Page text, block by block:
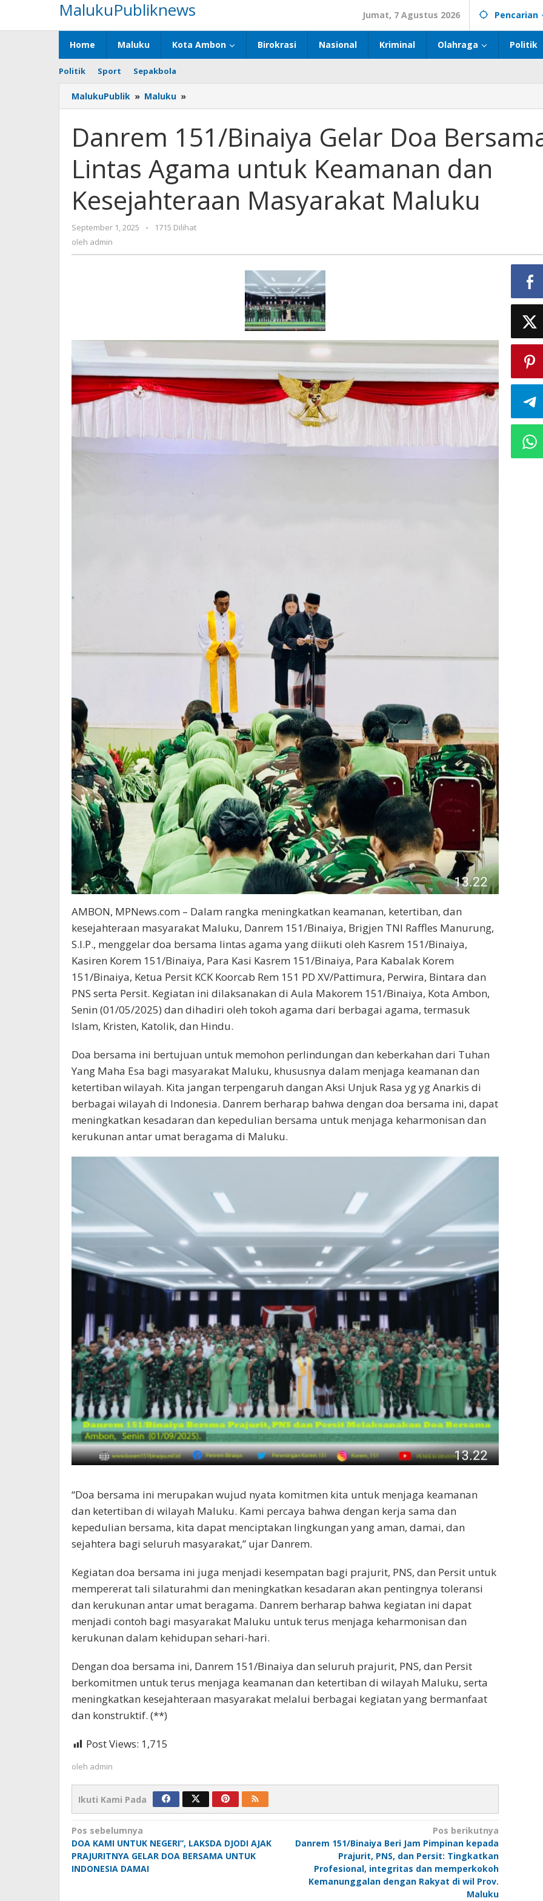
konten
MalukuPubliknews Jumat, 7 Agustus 2026 Pencarian
Home Maluku Kota Ambon Birokrasi Nasional Kriminal Olahraga Politik
Politik Sport Sepakbola
MalukuPublik » Maluku »
151/Binaiya
Doa
Bersama
Agama
Keamanan
dan
Kesejahteraan
Danrem 151/Binaiya Gelar Doa
Lintas Agama untuk Keamanan dan
Kesejahteraan Masyarakat Maluku
September 1, 2025
oleh
-
1715 Dilihat
oleh admin
AMBON, MPNews.com – Dalam rangka meningkatkan keamanan, ketertiban, dan
kesejahteraan masyarakat Maluku, Danrem 151/Binaiya, Brigjen TNI Raffles Manurung,
S.I.P., menggelar doa bersama lintas agama yang diikuti oleh Kasrem 151/Binaiya,
Kasiren Korem 151/Binaiya, Para Kasi Kasrem 151/Binaiya, Para Kabalak Korem
151/Binaiya, Ketua Persit KCK Koorcab Rem 151 PD XV/Pattimura, Perwira, Bintara dan
PNS serta Persit. Kegiatan ini dilaksanakan di Aula Makorem 151/Binaiya, Kota Ambon,
Senin (01/05/2025) dan dihadiri oleh tokoh agama dari berbagai agama, termasuk
Islam, Kristen, Katolik, dan Hindu.
Doa bersama ini bertujuan untuk memohon perlindungan dan keberkahan dari Tuhan
Yang Maha Esa bagi masyarakat Maluku, khususnya dalam menjaga keamanan dan
ketertiban wilayah. Kita jangan terpengaruh dangan Aksi Unjuk Rasa yg yg Anarkis di
berbagai wilayah di Indonesia. Danrem berharap bahwa dengan doa bersama ini, dapat
meningkatkan kesadaran dan kepedulian bersama untuk menjaga keharmonisan dan
kerukunan antar umat beragama di Maluku.
“Doa bersama ini merupakan wujud nyata komitmen kita untuk menjaga keamanan
dan ketertiban di wilayah Maluku. Kami percaya bahwa dengan kerja sama dan
kepedulian bersama, kita dapat menciptakan lingkungan yang aman, damai, dan
sejahtera bagi seluruh masyarakat,” ujar Danrem.
Kegiatan doa bersama ini juga menjadi kesempatan bagi prajurit, PNS, dan Persit untuk
mempererat tali silaturahmi dan meningkatkan kesadaran akan pentingnya toleransi
dan kerukunan antar umat beragama. Danrem berharap bahwa kegiatan ini dapat
menjadi contoh bagi masyarakat Maluku untuk terus menjaga keharmonisan dan
kerukunan dalam kehidupan sehari-hari.
Dengan doa bersama ini, Danrem 151/Binaiya dan seluruh prajurit, PNS, dan Persit
berkomitmen untuk terus menjaga keamanan dan ketertiban di wilayah Maluku, serta
meningkatkan kesejahteraan masyarakat melalui berbagai kegiatan yang bermanfaat
dan konstruktif. (**)
Post Views: 1,715
oleh admin
Ikuti Kami Pada
Navigasi
pos
Pos sebelumnya
DOA KAMI UNTUK NEGERI”, LAKSDA DJODI AJAK
PRAJURITNYA GELAR DOA BERSAMA UNTUK
INDONESIA DAMAI
Pos berikutnya
Danrem 151/Binaiya Beri Jam Pimpinan kepada
Prajurit, PNS, dan Persit: Tingkatkan
Profesional, integritas dan memperkokoh
Kemanunggalan dengan Rakyat di wil Prov.
Maluku